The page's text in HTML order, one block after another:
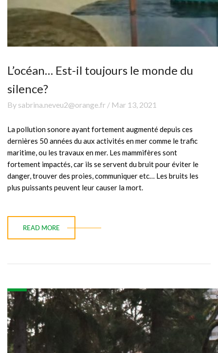
L’océan… Est-il toujours le monde du
silence?
By sabrina.neveu2@orange.fr / Mar 13, 2021
La pollution sonore ayant fortement augmenté depuis ces
dernières 50 années du aux activités en mer comme le trafic
maritime, ou les travaux en mer. Les mammifères sont
fortement impactés, car ils se servent du bruit pour éviter le
danger, trouver des proies, communiquer etc… Les bruits les
plus puissants peuvent leur causer la mort.
READ MORE